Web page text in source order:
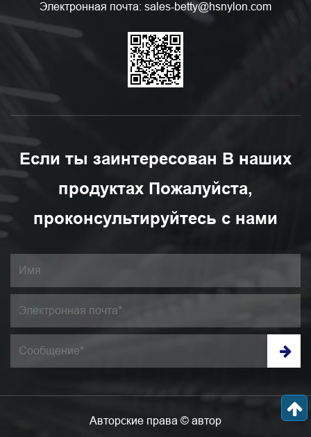
Электронная почта: sales-betty@hsnylon.com
Если ты заинтересован В наших
продуктах Пожалуйста,
проконсультируйтесь с нами
Авторские права © автор